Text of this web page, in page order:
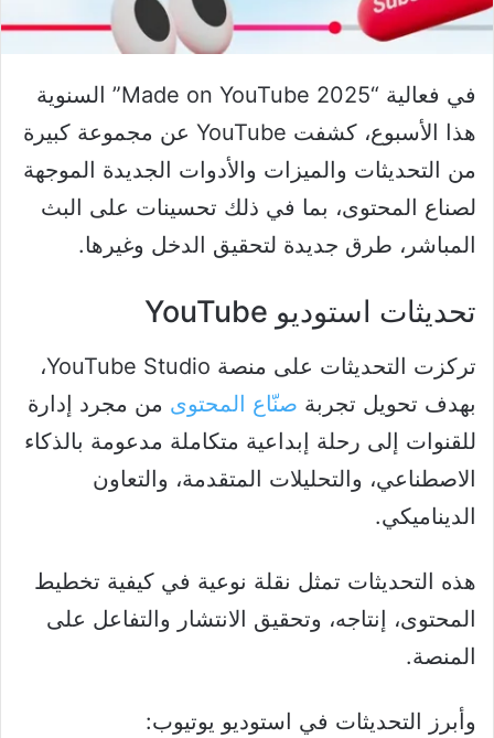
في فعالية “Made on YouTube 2025” السنوية
هذا الأسبوع، كشفت YouTube عن مجموعة كبيرة
من التحديثات والميزات والأدوات الجديدة الموجهة
لصناع المحتوى، بما في ذلك تحسينات على البث
المباشر، طرق جديدة لتحقيق الدخل وغيرها.
تحديثات استوديو YouTube
تركزت التحديثات على منصة YouTube Studio،
بهدف تحويل تجربة صنّاع المحتوى من مجرد إدارة
للقنوات إلى رحلة إبداعية متكاملة مدعومة بالذكاء
الاصطناعي، والتحليلات المتقدمة، والتعاون
الديناميكي.
هذه التحديثات تمثل نقلة نوعية في كيفية تخطيط
المحتوى، إنتاجه، وتحقيق الانتشار والتفاعل على
المنصة.
وأبرز التحديثات في استوديو يوتيوب: